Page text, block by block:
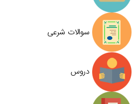
سوالات شرعی
دروس